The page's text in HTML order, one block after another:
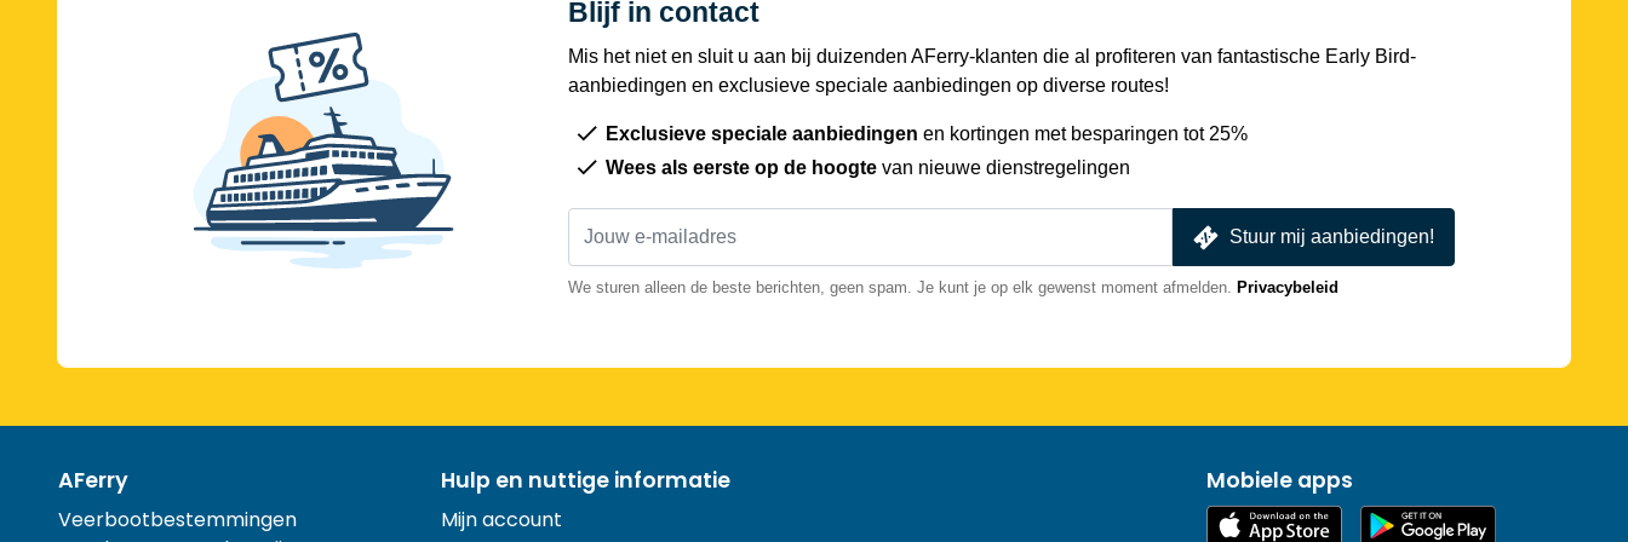
Blijf in contact
Mis het niet en sluit u aan bij duizenden AFerry-klanten die al profiteren van fantastische Early Bird-
aanbiedingen en exclusieve speciale aanbiedingen op diverse routes!
Exclusieve speciale aanbiedingen en kortingen met besparingen tot 25%
Wees als eerste op de hoogte van nieuwe dienstregelingen
Stuur mij aanbiedingen!
We sturen alleen de beste berichten, geen spam. Je kunt je op elk gewenst moment afmelden. Privacybeleid
AFerry
Veerbootbestemmingen
Hulp en nuttige informatie
Mijn account
Mobiele apps